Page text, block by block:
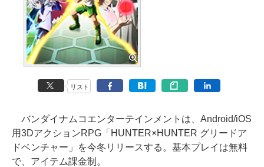
リスト
バンダイナムコエンターテインメントは、Android/iOS
用3DアクションRPG「HUNTER×HUNTER グリードア
ドベンチャー」を今冬リリースする。基本プレイは無料
で、アイテム課金制。